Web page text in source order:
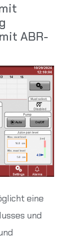
ABR-
eine
und